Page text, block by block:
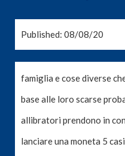
Published: 08/08/20
famiglia e cose diverse
base alle loro scarse
allibratori prendono in
lanciare una moneta 5